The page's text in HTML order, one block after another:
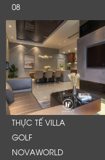
08
THỰC TẾ VILLA
GOLF
NOVAWORLD